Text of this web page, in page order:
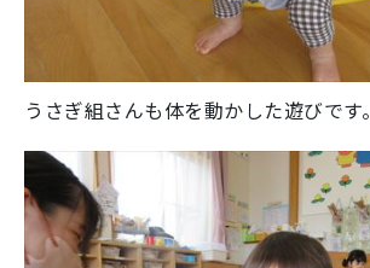
うさぎ組さんも体を動かした遊びです。